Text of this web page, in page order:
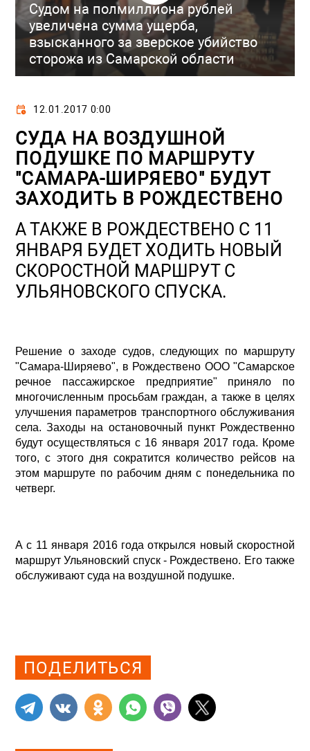
Судом на полмиллиона рублей
увеличена сумма ущерба,
взысканного за зверское убийство
сторожа из Самарской области
12.01.2017 0:00
СУДА НА ВОЗДУШНОЙ
ПОДУШКЕ ПО МАРШРУТУ
"САМАРА-ШИРЯЕВО" БУДУТ
ЗАХОДИТЬ В РОЖДЕСТВЕНО
А ТАКЖЕ В РОЖДЕСТВЕНО С 11
ЯНВАРЯ БУДЕТ ХОДИТЬ НОВЫЙ
СКОРОСТНОЙ МАРШРУТ С
УЛЬЯНОВСКОГО СПУСКА.
Решение о заходе судов, следующих по маршруту
"Самара-Ширяево", в Рождествено ООО "Самарское
речное пассажирское предприятие" приняло по
многочисленным просьбам граждан, а также в целях
улучшения параметров транспортного обслуживания
села. Заходы на остановочный пункт Рождественно
будут осуществляться с 16 января 2017 года. Кроме
того, с этого дня сократится количество рейсов на
этом маршруте по рабочим дням с понедельника по
четверг.
А с 11 января 2016 года открылся новый скоростной
маршрут Ульяновский спуск - Рождествено. Его также
обслуживают суда на воздушной подушке.
ПОДЕЛИТЬСЯ